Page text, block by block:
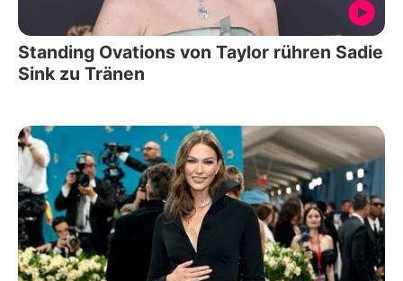
Standing Ovations von Taylor rühren Sadie
Sink zu Tränen